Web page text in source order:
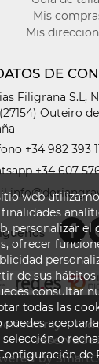
web
personalizar el
ofrecer
de sus
consultar
todas las
puedes
o
de
Mis
Mis
DE
Filigrana S.L,
Outeiro
+34 982 393
+34 607
-
by